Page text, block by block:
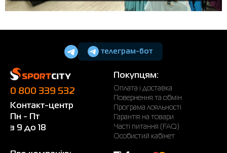
телеграм-бот
0 800 339 532
Контакт-центр
Пн - Пт
з 9 до 18
Покупцям:
Оплата і доставка
Повернення та обмін
Програма лояльності
Гарантія на товари
Часті питання (FAQ)
Особистий кабінет